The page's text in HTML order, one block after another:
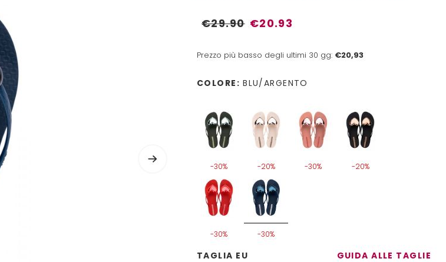
€29.90 €20.93
Prezzo più basso degli ultimi 30 gg: €20,93
COLORE: BLU/ARGENTO
-30% -20% -30% -20%
-30% -30%
TAGLIA EU GUIDA ALLE TAGLIE